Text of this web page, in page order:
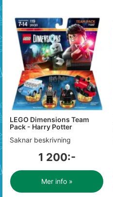
LEGO Dimensions Team
Pack - Harry Potter
Saknar beskrivning
1 200:-
Mer info »